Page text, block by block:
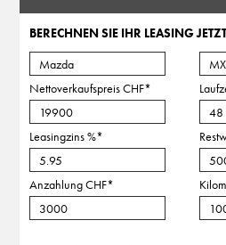
BERECHNEN SIE IHR LEASING
Nettoverkaufspreis CHF*
Leasingzins %*
Anzahlung CHF*